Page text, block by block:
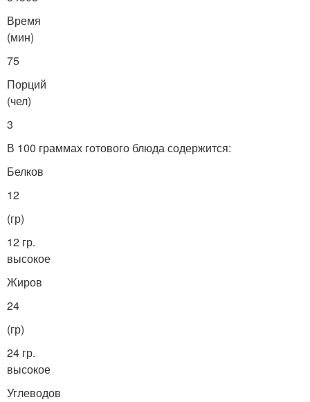
Время
(мин)
75
Порций
(чел)
3
В 100 граммах готового блюда содержится:
Белков
12
(гр)
12 гр.
высокое
Жиров
24
(гр)
24 гр.
высокое
Углеводов